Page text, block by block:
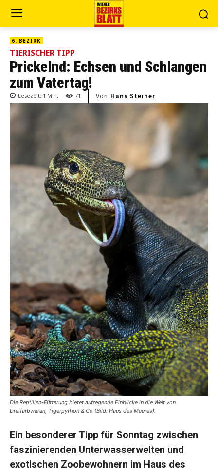
6. BEZIRK
TIERISCHER TIPP
Prickelnd: Echsen und Schlangen
zum Vatertag!
Lesezeit: 1 Min. 71 Von Hans Steiner
Die Reptilien-Fütterung bietet aufregende Einblicke in die Welt von
Dreifarbwaran, Tigerpython & Co (Bild: Haus des Meeres).
Ein besonderer Tipp für Sonntag zwischen
faszinierenden Unterwasserwelten und
exotischen Zoobewohnern im Haus des